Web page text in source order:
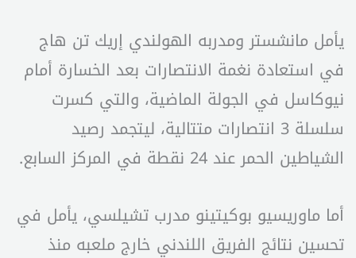
يأمل مانشستر ومدربه الهولندي إريك تن هاج
في استعادة نغمة الانتصارات بعد الخسارة أمام
نيوكاسل في الجولة الماضية، والتي كسرت
سلسلة 3 انتصارات متتالية، ليتجمد رصيد
الشياطين الحمر عند 24 نقطة في المركز السابع.
أما ماوريسيو بوكيتينو مدرب تشيلسي، يأمل في
تحسين نتائج الفريق اللندني خارج ملعبه منذ